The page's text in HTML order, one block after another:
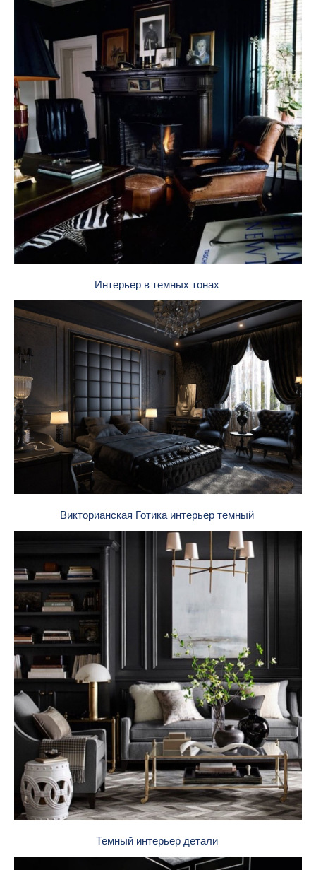
Интерьер в темных тонах
Викторианская Готика интерьер темный
Темный интерьер детали